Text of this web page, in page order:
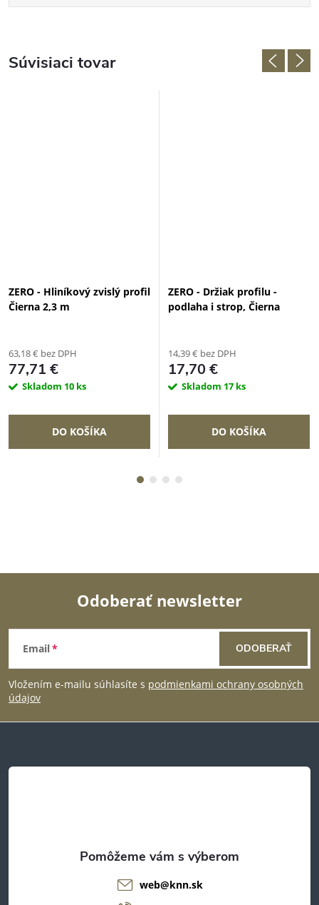
Súvisiaci tovar
ZERO - Hliníkový zvislý profil
Čierna 2,3 m
63,18 € bez DPH
77,71 €
Skladom 10 ks
DO KOŠÍKA
ZERO - Držiak profilu -
podlaha i strop, Čierna
14,39 € bez DPH
17,70 €
Skladom 17 ks
DO KOŠÍKA
Z
á
p
t
Odoberať newsletter
Email
Vložením e-mailu súhlasíte s podmienkami ochrany osobných
údajov
ODOBERAŤ
web@knn.sk